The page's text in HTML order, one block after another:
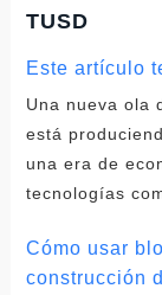
TUSD
Este artículo
Una nueva ola
está
una era de
tecnologías
Cómo usar
construcción